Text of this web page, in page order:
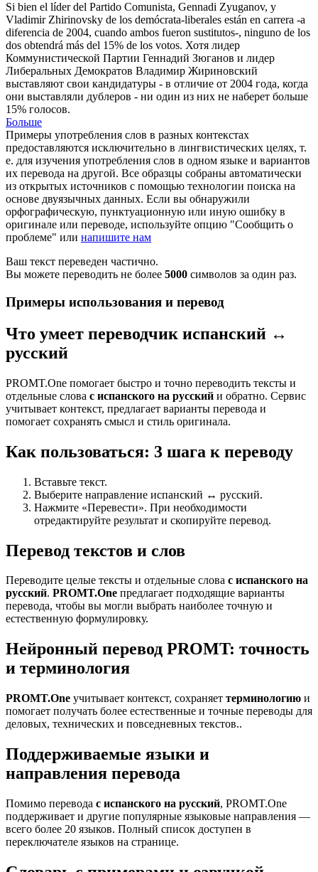
Si bien el líder del Partido Comunista, Gennadi Zyuganov, y
Vladimir Zhirinovsky de los demócrata-liberales están en carrera -a
diferencia de 2004, cuando ambos fueron sustitutos-, ninguno de los
dos obtendrá más del 15% de los votos. Хотя лидер
Коммунистической Партии Геннадий Зюганов и лидер
Либеральных Демократов Владимир Жириновский
выставляют свои кандидатуры - в отличие от 2004 года, когда
они выставляли дублеров - ни один из них не наберет больше
15% голосов.
Больше
Примеры употребления слов в разных контекстах
предоставляются исключительно в лингвистических целях, т.
е. для изучения употребления слов в одном языке и вариантов
их перевода на другой. Все образцы собраны автоматически
из открытых источников с помощью технологии поиска на
основе двуязычных данных. Если вы обнаружили
орфографическую, пунктуационную или иную ошибку в
оригинале или переводе, используйте опцию "Сообщить о
проблеме" или напишите нам
Ваш текст переведен частично.
Вы можете переводить не более 5000 символов за один раз.
Примеры использования и перевод
Что умеет переводчик испанский ↔
русский
PROMT.One помогает быстро и точно переводить тексты и
отдельные слова с испанского на русский и обратно. Сервис
учитывает контекст, предлагает варианты перевода и
помогает сохранять смысл и стиль оригинала.
Как пользоваться: 3 шага к переводу
Вставьте текст.
Выберите направление испанский ↔ русский.
Нажмите «Перевести». При необходимости
отредактируйте результат и скопируйте перевод.
Перевод текстов и слов
Переводите целые тексты и отдельные слова с испанского на
русский. PROMT.One предлагает подходящие варианты
перевода, чтобы вы могли выбрать наиболее точную и
естественную формулировку.
Нейронный перевод PROMT: точность
и терминология
PROMT.One учитывает контекст, сохраняет терминологию и
помогает получать более естественные и точные переводы для
деловых, технических и повседневных текстов..
Поддерживаемые языки и
направления перевода
Помимо перевода с испанского на русский, PROMT.One
поддерживает и другие популярные языковые направления —
всего более 20 языков. Полный список доступен в
переключателе языков на странице.